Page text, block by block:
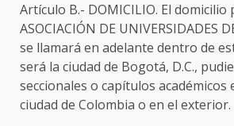
Artículo B.- DOMICILIO. El domicilio
ASOCIACIÓN DE UNIVERSIDADES
se llamará en adelante dentro de
será la ciudad de Bogotá, D.C.,
seccionales o capítulos
ciudad de Colombia o en el exterior.